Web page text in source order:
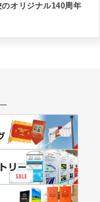
オリジナル140周年